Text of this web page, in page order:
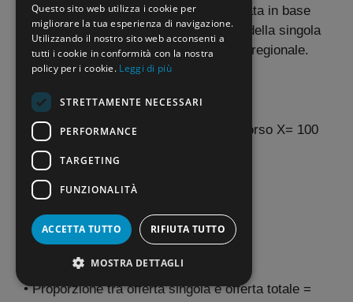
della regione medesima è stata calcolata in base
alla percentuale tra l’offerta formativa della singola
istituzione e l’offerta formativa globale regionale.
Esempio:
• Fabbisogno regionale classe di concorso X= 100
• Fabbisogno +20% = 120
• Offerta singola istituzione = 50
• Proporzione tra offerta singola e offerta totale =
Questo sito web utilizza i cookie per
migliorare la tua esperienza di navigazione.
Utilizzando il nostro sito web acconsenti a
tutti i cookie in conformità con la nostra
policy per i cookie. Leggi di più
STRETTAMENTE NECESSARI
PERFORMANCE
TARGETING
FUNZIONALITÀ
ACCETTA TUTTO RIFIUTA TUTTO
MOSTRA DETTAGLI